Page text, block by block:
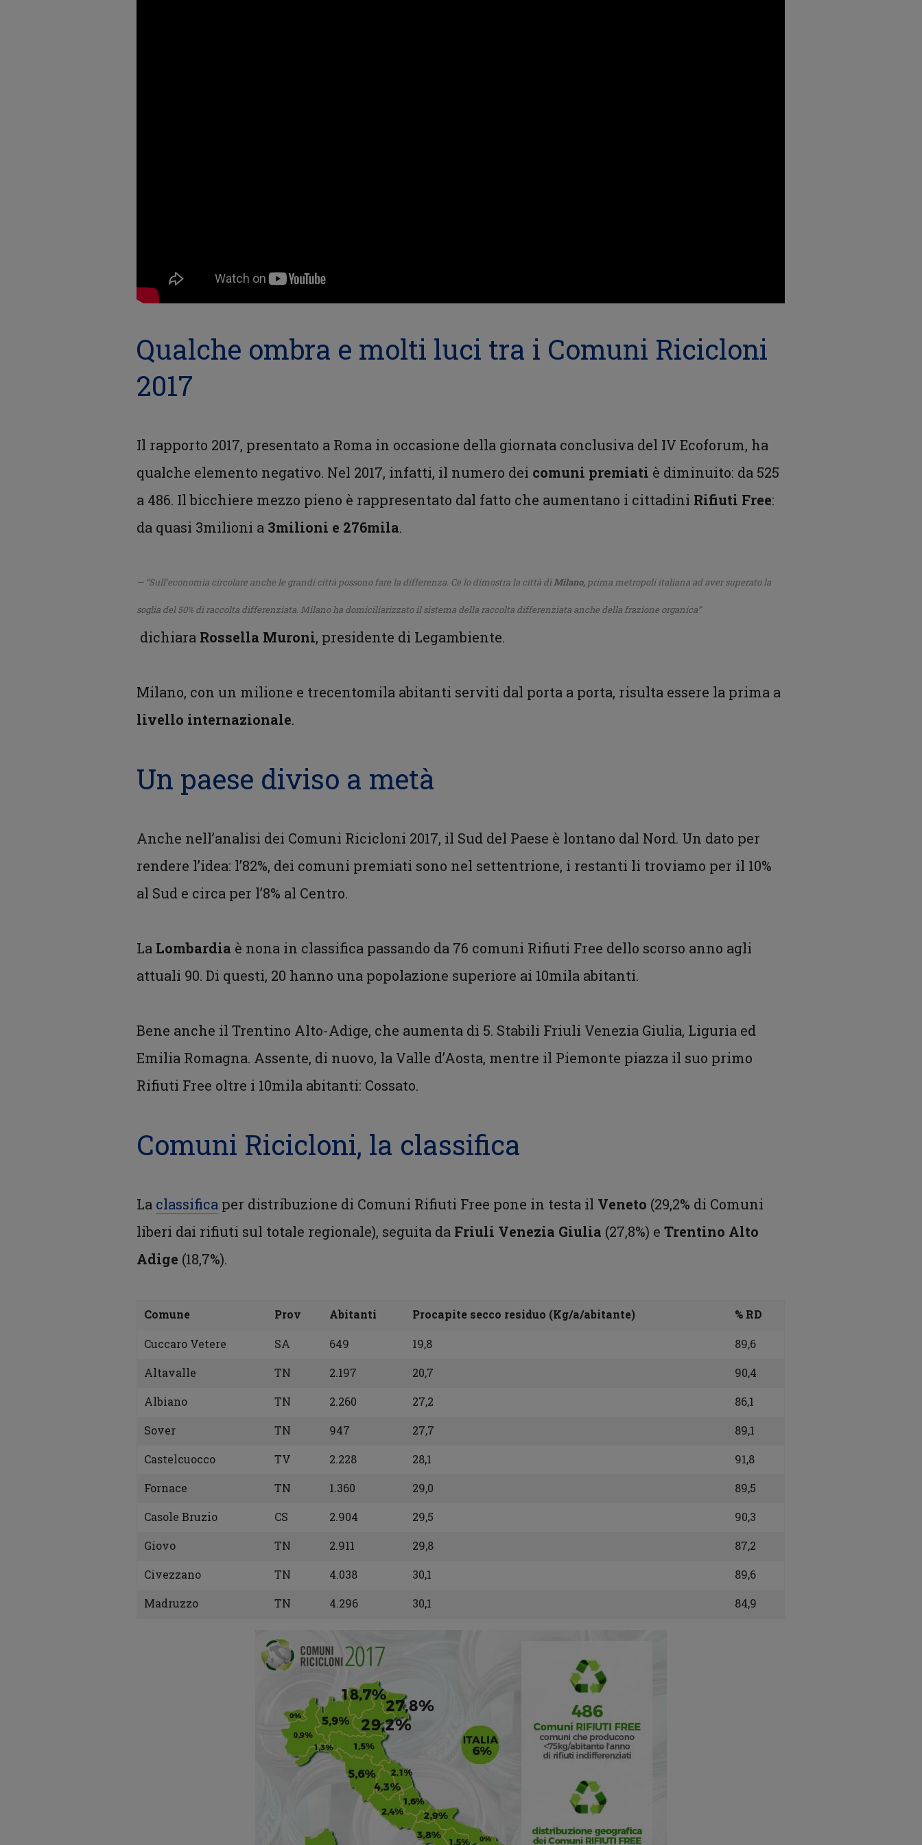
Qualche ombra e molti luci tra i Comuni Ricicloni
2017
Il rapporto 2017, presentato a Roma in occasione della giornata conclusiva del IV Ecoforum, ha
qualche elemento negativo. Nel 2017, infatti, il numero dei comuni premiati è diminuito: da 525
a 486. Il bicchiere mezzo pieno è rappresentato dal fatto che aumentano i cittadini Rifiuti Free:
da quasi 3milioni a 3milioni e 276mila.
“Sull’economia circolare anche le grandi città possono fare la differenza. Ce lo dimostra la città diMilano, prima metropoli italiana ad aver superato la
soglia del 50% di raccolta differenziata. Milano ha domiciliarizzato il sistema della raccolta differenziata anche della frazione organica”
dichiara Rossella Muroni, presidente di Legambiente.
Milano, con un milione e trecentomila abitanti serviti dal porta a porta, risulta essere la prima a
livello internazionale.
Un paese diviso a metà
Anche nell’analisi dei Comuni Ricicloni 2017, il Sud del Paese è lontano dal Nord. Un dato per
rendere l’idea: l’82%, dei comuni premiati sono nel settentrione, i restanti li troviamo per il 10%
al Sud e circa per l’8% al Centro.
La Lombardia è nona in classifica passando da 76 comuni Rifiuti Free dello scorso anno agli
attuali 90. Di questi, 20 hanno una popolazione superiore ai 10mila abitanti.
Bene anche il Trentino Alto-Adige, che aumenta di 5. Stabili Friuli Venezia Giulia, Liguria ed
Emilia Romagna. Assente, di nuovo, la Valle d’Aosta, mentre il Piemonte piazza il suo primo
Rifiuti Free oltre i 10mila abitanti: Cossato.
Comuni Ricicloni, la classifica
La classifica per distribuzione di Comuni Rifiuti Free pone in testa il Veneto (29,2% di Comuni
liberi dai rifiuti sul totale regionale), seguita da Friuli Venezia Giulia (27,8%) eTrentino Alto
Adige (18,7%).
Comune Prov Abitanti Procapite secco residuo (Kg/a/abitante) % RD
Cuccaro Vetere SA 649 19,8
89,6
Altavalle
TN 2.197 20,7
90,4
Albiano
TN 2.260 27,2
86,1
Sover
TN 947 27,7
89,1
Castelcuocco
TV 2.228 28,1
91,8
Fornace
TN 1.360 29,0
89,5
Casole Bruzio
CS 2.904 29,5
90,3
Giovo
TN 2.911 29,8
87,2
Civezzano
TN 4.038 30,1
89,6
Madruzzo
TN 4.296 30,1 84,9